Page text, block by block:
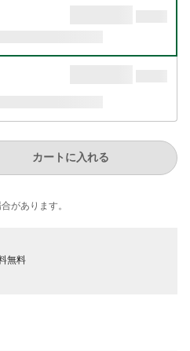
カートに入れる
が​あります。
無料